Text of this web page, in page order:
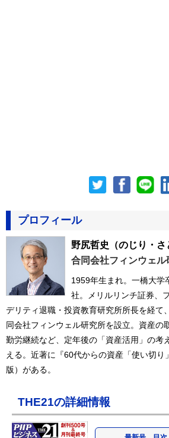
プロフィール
野尻哲史
（のじり・さ
合同会社フィンウェル
1959年生まれ。一橋大学
社。メリルリンチ証券、
デリティ退職・投資教育研究所所長を経て
同会社フィンウェル研究所を設立。資産の
勤労継続など、定年後の「資産活用」の考
える。近著に『60代からの資産「使い切り
版）がある。
THE21の詳細情報